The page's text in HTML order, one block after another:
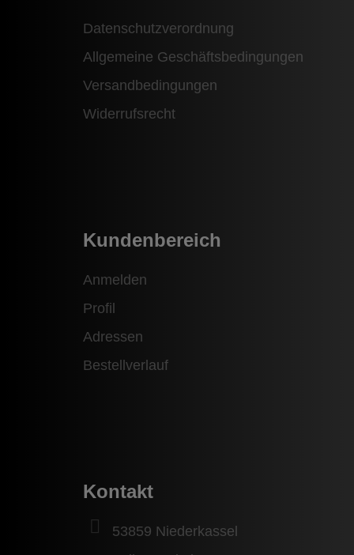
Datenschutzverordnung
Allgemeine Geschäftsbedingungen
Versandbedingungen
Widerrufsrecht
Kundenbereich
Anmelden
Profil
Adressen
Bestellverlauf
Kontakt
53859 Niederkassel